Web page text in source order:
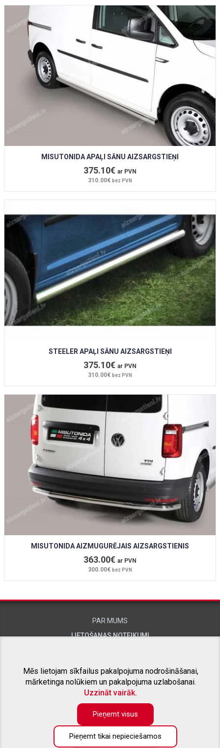
MISUTONIDA APAĻI SĀNU AIZSARGSTIEŅI
375.10€ ar PVN
310.00€ bez PVN
STEELER APAĻI SĀNU AIZSARGSTIEŅI
375.10€ ar PVN
310.00€ bez PVN
MISUTONIDA AIZMUGURĒJAIS AIZSARGSTIENIS
363.00€ ar PVN
300.00€ bez PVN
PAR MUMS
LIETOŠANAS NOTEIKUMI
SAISTĪTIE PROJEKTI
Mēs lietojam sīkfailus pakalpojuma nodrošināšanai,
mārketinga nolūkiem un pakalpojuma uzlabošanai.
Uzzināt vairāk.
Pieņemt visus
Pieņemt tikai nepieciešamos